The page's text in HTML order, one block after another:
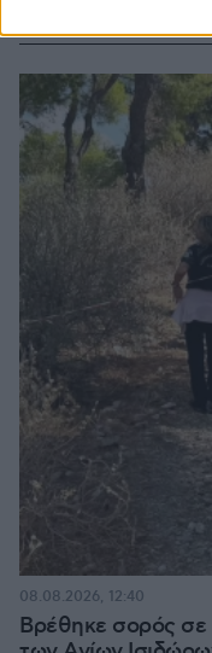
Βρέθηκε σορός σε
08.08.2026, 12:40